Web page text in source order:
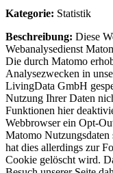
Kategorie: Statistik
Beschreibung: Diese
Webanalysedienst
Die durch Matomo
Analysezwecken in
LivingData GmbH
Nutzung Ihrer Daten
Funktionen hier
Webbrowser ein Opt-
Matomo Nutzungsdaten
hat dies allerdings zur
Cookie gelöscht wird.